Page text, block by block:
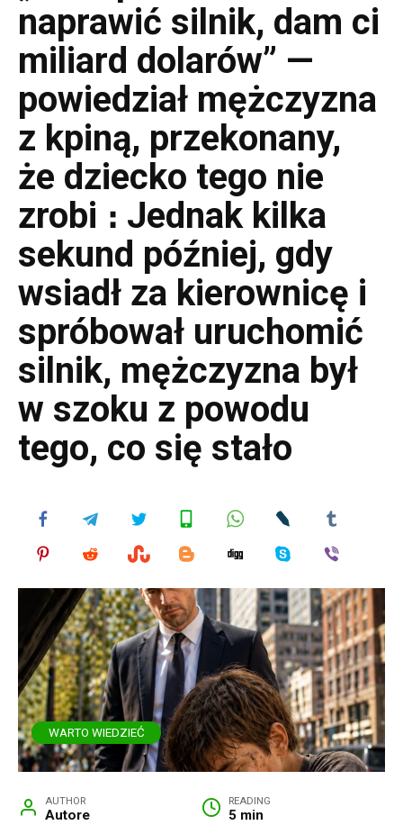
naprawić silnik, dam ci
miliard dolarów” —
powiedział mężczyzna
z kpiną, przekonany,
że dziecko tego nie
zrobi ։ Jednak kilka
sekund później, gdy
wsiadł za kierownicę i
spróbował uruchomić
silnik, mężczyzna był
w szoku z powodu
tego, co się stało
WARTO WIEDZIEĆ
AUTHOR
Autore
READING
5 min